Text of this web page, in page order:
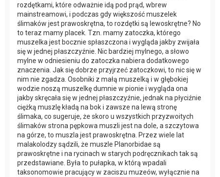
rozdętkami, które odważnie idą pod prąd, wbrew
mainstreamowi, i podczas gdy większość muszelek
ślimaków jest prawoskrętna, to rozdętki są lewoskrętne? No
to teraz mamy placek. Tzn. mamy zatoczka, którego
muszelka jest bocznie spłaszczona i wygląda jakby zwijała
się w jednej płaszczyźnie. Nic bardziej mylnego, a słowo
mylne w odniesieniu do zatoczka nabiera dodatkowego
znaczenia. Jak się dobrze przyjrzeć zatoczkowi, to nic się w
nim nie zgadza. Osobniki z małą muszelką i w głębokiej
wodzie noszą muszelkę dumnie w pionie i wygląda ona
jakby skręcała się w jednej płaszczyźnie, jednak na płyciźnie
ciężką muszlę kładą na bok i zawsze na lewą stronę
ślimaka, co sugeruje, że skoro u wszystkich przyzwoitych
ślimaków strona pępkowa muszli jest na dole, a szczytowa
na górze, to muszla jest prawoskrętna. Przez wiele lat
malakolodzy sądzili, że muszle Planorbidae są
prawoskrętne i na rycinach w starych podręcznikach tak są
przedstawiane. Była to pułapka, w którą wpadali
taksonomowie pracujący w zaciszu muzeów, wyłącznie na